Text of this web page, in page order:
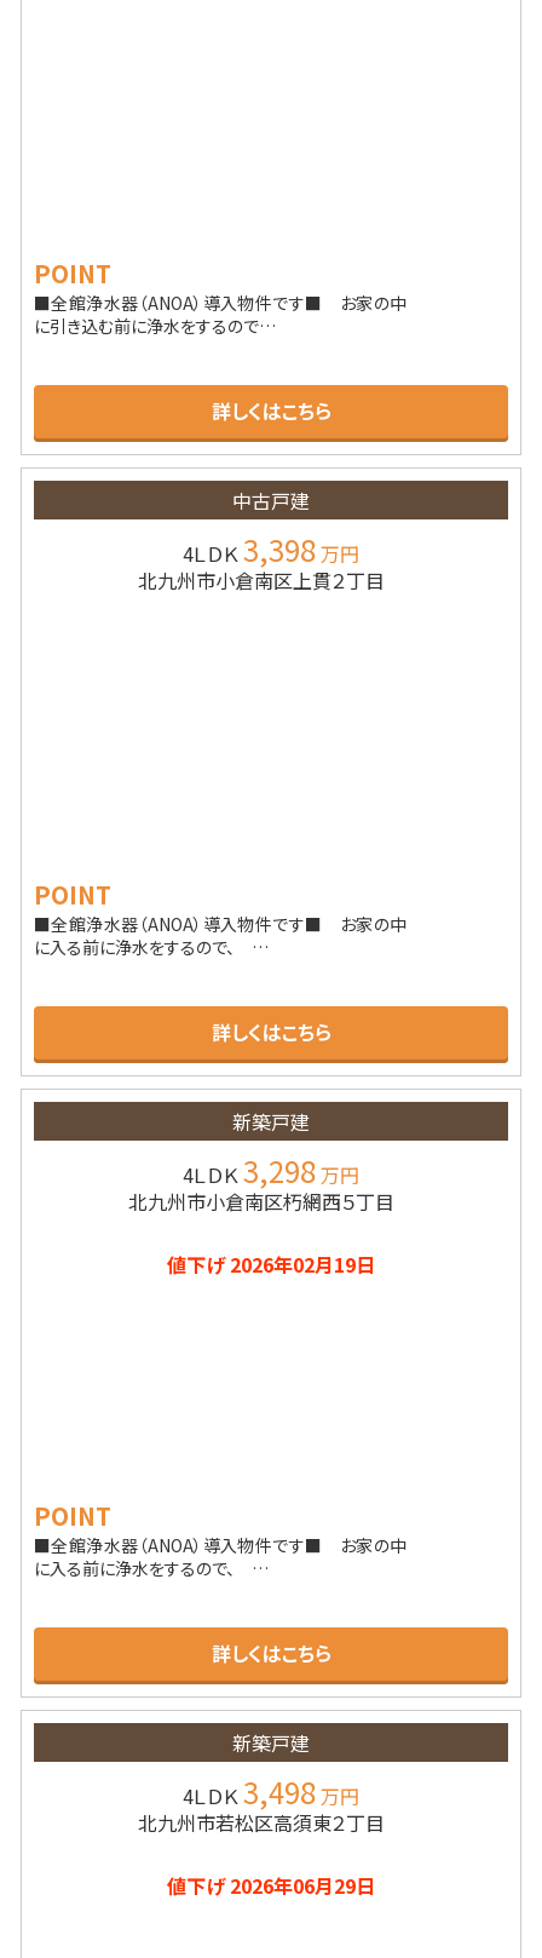
POINT
■全館浄水器（ANOA）導入物件です■ お家の中
に引き込む前に浄水をするので…
詳しくはこちら
中古戸建
4ＬＤＫ3,398万円
北九州市小倉南区上貫２丁目
POINT
■全館浄水器（ANOA）導入物件です■ お家の中
に入る前に浄水をするので、 …
詳しくはこちら
新築戸建
4ＬＤＫ3,298万円
北九州市小倉南区朽網西５丁目
値下げ 2026年02月19日
POINT
■全館浄水器（ANOA）導入物件です■ お家の中
に入る前に浄水をするので、 …
詳しくはこちら
新築戸建
4ＬＤＫ3,498万円
北九州市若松区高須東２丁目
値下げ 2026年06月29日